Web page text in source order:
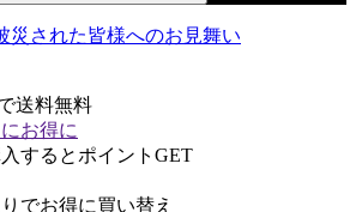
災された皆様へのお見舞い
送料無料
お得に
するとポイントGET
でお得に買い替え